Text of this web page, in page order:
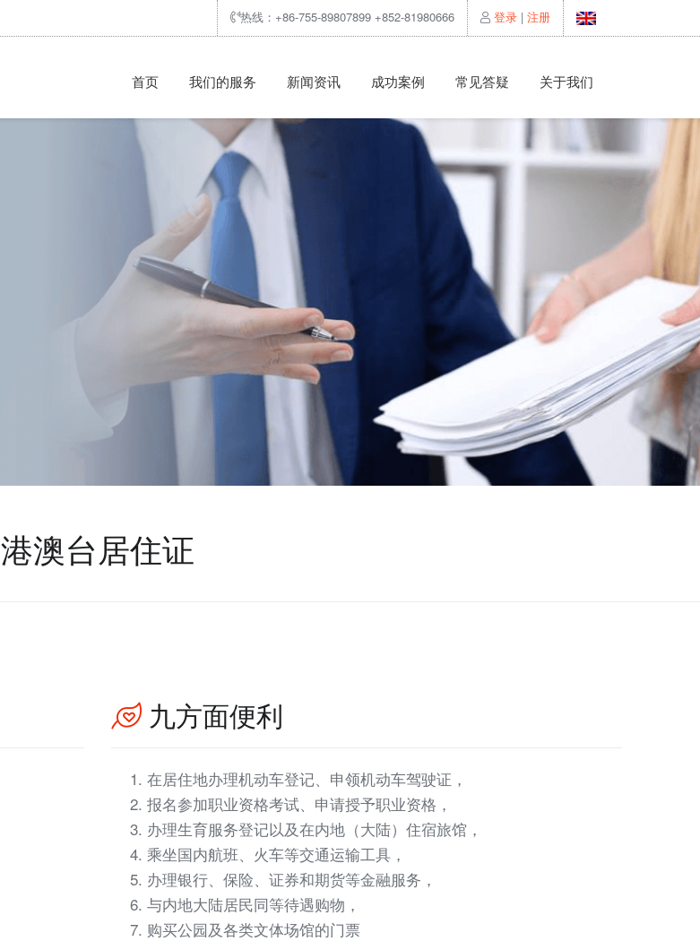
热线：+86-755-89807899 +852-81980666 登录 | 注册
首页 我们的服务 新闻资讯 成功案例 常见答疑 关于我们
港澳台居住证
九方面便利
在居住地办理机动车登记、申领机动车驾驶证，
报名参加职业资格考试、申请授予职业资格，
办理生育服务登记以及在内地（大陆）住宿旅馆，
乘坐国内航班、火车等交通运输工具，
办理银行、保险、证券和期货等金融服务，
与内地大陆居民同等待遇购物，
购买公园及各类文体场馆的门票